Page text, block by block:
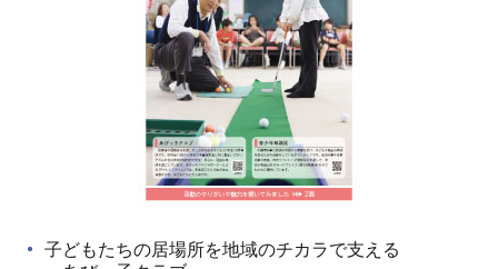
子どもたちの居場所を地域のチカラで支える